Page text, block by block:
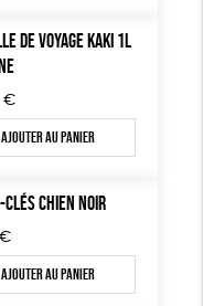
DE VOYAGE KAKI 1L
€
Ajouter au panier
CLÉS CHIEN NOIR
€
Ajouter au panier